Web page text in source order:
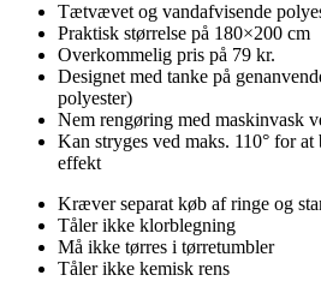
Tætvævet og vandafvisende
Praktisk størrelse på 180×200 cm
Overkommelig pris på 79 kr.
Designet med tanke på
polyester)
Nem rengøring med maskinvask
Kan stryges ved maks. 110° for
effekt
Kræver separat køb af ringe og
Tåler ikke klorblegning
Må ikke tørres i tørretumbler
Tåler ikke kemisk rens